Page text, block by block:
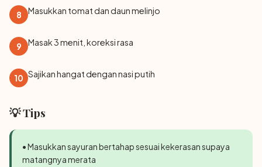
8 Masukkan tomat dan daun melinjo
9 Masak 3 menit, koreksi rasa
10 Sajikan hangat dengan nasi putih
💡 Tips
• Masukkan sayuran bertahap sesuai kekerasan supaya
matangnya merata